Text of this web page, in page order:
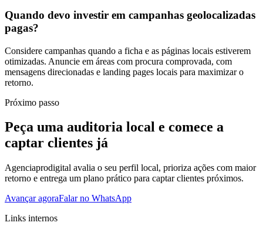
Quando devo investir em campanhas geolocalizadas
pagas?
Considere campanhas quando a ficha e as páginas locais estiverem
otimizadas. Anuncie em áreas com procura comprovada, com
mensagens direcionadas e landing pages locais para maximizar o
retorno.
Próximo passo
Peça uma auditoria local e comece a
captar clientes já
Agenciaprodigital avalia o seu perfil local, prioriza ações com maior
retorno e entrega um plano prático para captar clientes próximos.
Avançar agoraFalar no WhatsApp
Links internos